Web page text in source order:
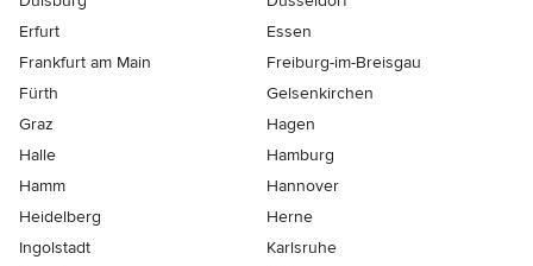
Erfurt
Essen
Frankfurt am Main
Freiburg-im-Breisgau
Fürth
Gelsenkirchen
Graz
Hagen
Halle
Hamburg
Hamm
Hannover
Heidelberg
Herne
Ingolstadt
Karlsruhe